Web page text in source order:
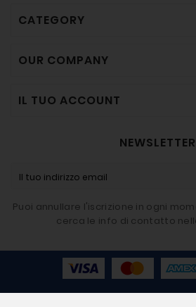
CATEGORY
OUR COMPANY
IL TUO ACCOUNT
NEWSLETTER
Puoi annullare l'iscrizione in ogni
cerca le info di contatto